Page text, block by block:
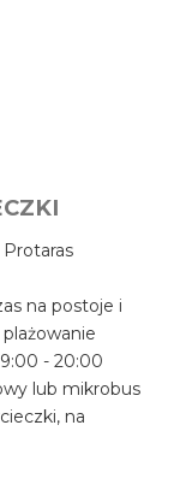
na postoje i
- 20:00
lub mikrobus
na